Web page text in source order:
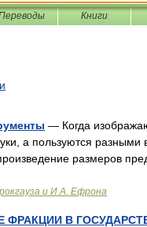
Книги
— Когда
а пользуются
размеров
и И.А. Ефрона
ФРАКЦИИ В